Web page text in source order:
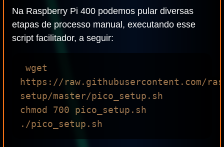
Na Raspberry Pi 400 podemos pular diversas
etapas de processo manual, executando esse
script facilitador, a seguir:
https://raw.githubusercontent.com/
setup/master/pico_setup.sh
chmod 700 pico_setup.sh